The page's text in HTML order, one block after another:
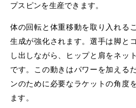
プスピンを生産できます。
体の回転と体重移動を取り入れる
生成が強化されます。選手は脚と
し出しながら、ヒップと肩をネッ
です。この動きはパワーを加える
ンのために必要なラケットの角度
ます。